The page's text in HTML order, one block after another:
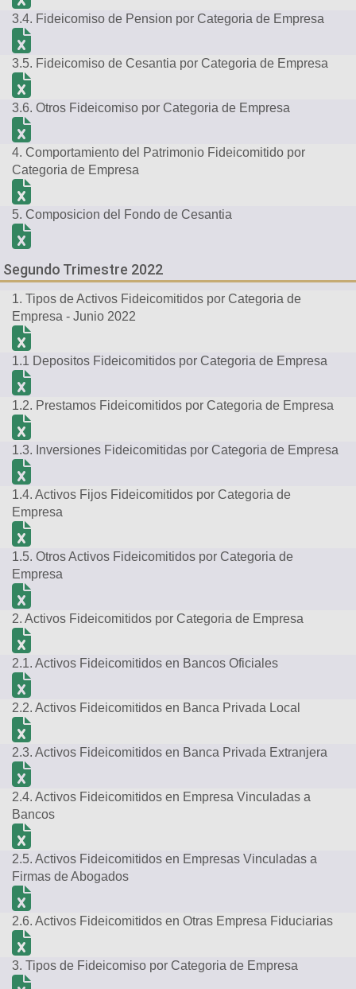
3.4. Fideicomiso de Pension por Categoria de Empresa
3.5. Fideicomiso de Cesantia por Categoria de Empresa
3.6. Otros Fideicomiso por Categoria de Empresa
4. Comportamiento del Patrimonio Fideicomitido por
Categoria de Empresa
5. Composicion del Fondo de Cesantia
Segundo Trimestre 2022
1. Tipos de Activos Fideicomitidos por Categoria de
Empresa - Junio 2022
1.1 Depositos Fideicomitidos por Categoria de Empresa
1.2. Prestamos Fideicomitidos por Categoria de Empresa
1.3. Inversiones Fideicomitidas por Categoria de Empresa
1.4. Activos Fijos Fideicomitidos por Categoria de
Empresa
1.5. Otros Activos Fideicomitidos por Categoria de
Empresa
2. Activos Fideicomitidos por Categoria de Empresa
2.1. Activos Fideicomitidos en Bancos Oficiales
2.2. Activos Fideicomitidos en Banca Privada Local
2.3. Activos Fideicomitidos en Banca Privada Extranjera
2.4. Activos Fideicomitidos en Empresa Vinculadas a
Bancos
2.5. Activos Fideicomitidos en Empresas Vinculadas a
Firmas de Abogados
2.6. Activos Fideicomitidos en Otras Empresa Fiduciarias
3. Tipos de Fideicomiso por Categoria de Empresa